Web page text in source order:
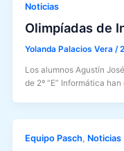
Noticias
Olimpíadas de
Yolanda Palacios Vera/
Los alumnos Agustín
de 2º “E” Informática
Equipo Pasch, Noticias